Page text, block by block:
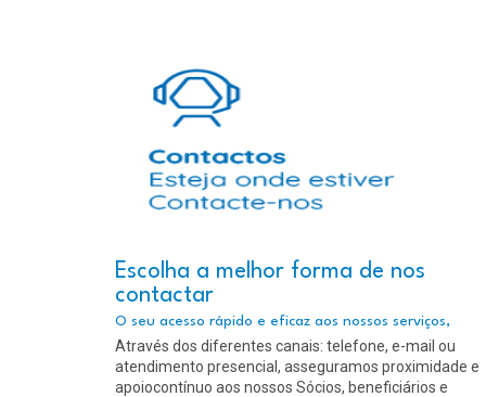
Escolha a melhor forma de nos
contactar
O seu acesso rápido e eficaz aos nossos serviços,
Através dos diferentes canais: telefone, e-mail ou
atendimento presencial, asseguramos proximidade e
apoiocontínuo aos nossos Sócios, beneficiários e